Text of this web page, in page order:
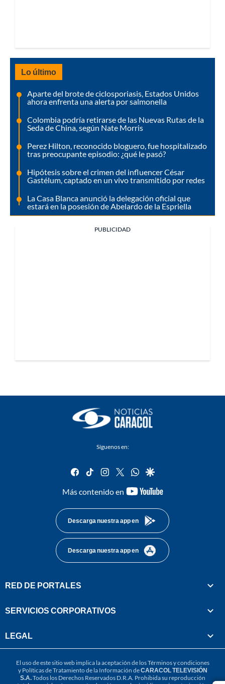
Lo último
Aparte del brote de ciclosporiasis, Estados Unidos
ahora enfrenta una alerta por salmonella
Colombia podría retirarse de las Nuevas Rutas de la
Seda de China, según Nate Morris
Perez Hilton, reconocido bloguero, fue hospitalizado
tras preocupante episodio: ¿qué le pasó?
Hipótesis sobre el crimen del influencer César
Gastélum, captado en un vivo transmitido por redes
La Casa Blanca anunció la delegación oficial que
estará en la posesión de Abelardo de la Espriella
PUBLICIDAD
Síguenos en:
facebook
tiktok instagram
twitterwhatsapp
google
Más contenido en
youtube-
Descarga nuestra app en
Descarga nuestra app en
RED DE PORTALES
SERVICIOS CORPORATIVOS
LEGAL
El uso de este sitio web implica la aceptación de losTérminos y condiciones
y Políticas de Tratamiento de la Información deCARACOL TELEVISIÓN
S.A.Todos los Derechos Reservados D.R.A. Prohibida su reproducción